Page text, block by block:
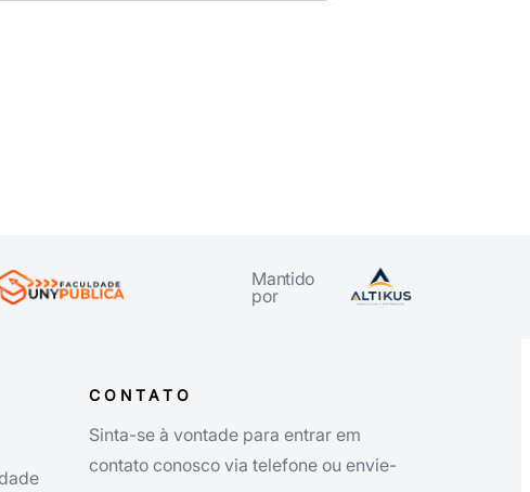
Mantido
por
CONTATO
Sinta-se à vontade para entrar em
contato conosco via telefone ou envie-